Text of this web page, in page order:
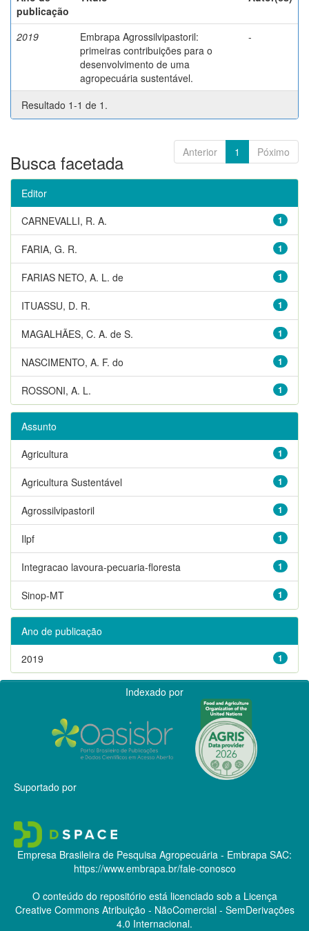
publicação
2019
Embrapa Agrossilvipastoril:
primeiras contribuições para o
desenvolvimento de uma
agropecuária sustentável.
-
Resultado 1-1 de 1.
Anterior 1 Póximo
Busca facetada
Editor
1
CARNEVALLI, R. A.
1
FARIA, G. R.
1
FARIAS NETO, A. L. de
1
ITUASSU, D. R.
1
MAGALHÃES, C. A. de S.
1
NASCIMENTO, A. F. do
1
ROSSONI, A. L.
Assunto
1
Agricultura
1
Agricultura Sustentável
1
Agrossilvipastoril
1
Ilpf
1
Integracao lavoura-pecuaria-floresta
1
Sinop-MT
Ano de publicação
1
2019
Indexado por
Suportado por
Empresa Brasileira de Pesquisa Agropecuária - Embrapa SAC:
https://www.embrapa.br/fale-conosco
O conteúdo do repositório está licenciado sob a Licença
Creative CommonsAtribuição - NãoComercial - SemDerivações
4.0 Internacional.